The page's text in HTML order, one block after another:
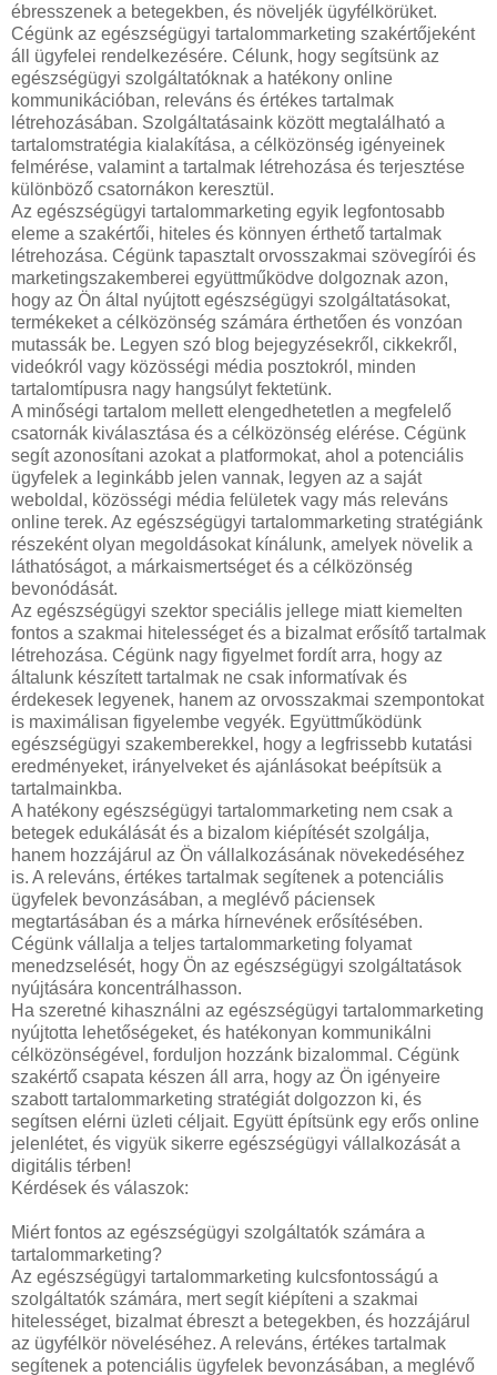
ébresszenek a betegekben, és növeljék ügyfélkörüket.
Cégünk az egészségügyi tartalommarketing szakértőjeként
áll ügyfelei rendelkezésére. Célunk, hogy segítsünk az
egészségügyi szolgáltatóknak a hatékony online
kommunikációban, releváns és értékes tartalmak
létrehozásában. Szolgáltatásaink között megtalálható a
tartalomstratégia kialakítása, a célközönség igényeinek
felmérése, valamint a tartalmak létrehozása és terjesztése
különböző csatornákon keresztül.
Az egészségügyi tartalommarketing egyik legfontosabb
eleme a szakértői, hiteles és könnyen érthető tartalmak
létrehozása. Cégünk tapasztalt orvosszakmai szövegírói és
marketingszakemberei együttműködve dolgoznak azon,
hogy az Ön által nyújtott egészségügyi szolgáltatásokat,
termékeket a célközönség számára érthetően és vonzóan
mutassák be. Legyen szó blog bejegyzésekről, cikkekről,
videókról vagy közösségi média posztokról, minden
tartalomtípusra nagy hangsúlyt fektetünk.
A minőségi tartalom mellett elengedhetetlen a megfelelő
csatornák kiválasztása és a célközönség elérése. Cégünk
segít azonosítani azokat a platformokat, ahol a potenciális
ügyfelek a leginkább jelen vannak, legyen az a saját
weboldal, közösségi média felületek vagy más releváns
online terek. Az egészségügyi tartalommarketing stratégiánk
részeként olyan megoldásokat kínálunk, amelyek növelik a
láthatóságot, a márkaismertséget és a célközönség
bevonódását.
Az egészségügyi szektor speciális jellege miatt kiemelten
fontos a szakmai hitelességet és a bizalmat erősítő tartalmak
létrehozása. Cégünk nagy figyelmet fordít arra, hogy az
általunk készített tartalmak ne csak informatívak és
érdekesek legyenek, hanem az orvosszakmai szempontokat
is maximálisan figyelembe vegyék. Együttműködünk
egészségügyi szakemberekkel, hogy a legfrissebb kutatási
eredményeket, irányelveket és ajánlásokat beépítsük a
tartalmainkba.
A hatékony egészségügyi tartalommarketing nem csak a
betegek edukálását és a bizalom kiépítését szolgálja,
hanem hozzájárul az Ön vállalkozásának növekedéséhez
is. A releváns, értékes tartalmak segítenek a potenciális
ügyfelek bevonzásában, a meglévő páciensek
megtartásában és a márka hírnevének erősítésében.
Cégünk vállalja a teljes tartalommarketing folyamat
menedzselését, hogy Ön az egészségügyi szolgáltatások
nyújtására koncentrálhasson.
Ha szeretné kihasználni az egészségügyi tartalommarketing
nyújtotta lehetőségeket, és hatékonyan kommunikálni
célközönségével, forduljon hozzánk bizalommal. Cégünk
szakértő csapata készen áll arra, hogy az Ön igényeire
szabott tartalommarketing stratégiát dolgozzon ki, és
segítsen elérni üzleti céljait. Együtt építsünk egy erős online
jelenlétet, és vigyük sikerre egészségügyi vállalkozását a
digitális térben!
Kérdések és válaszok:
Miért fontos az egészségügyi szolgáltatók számára a
tartalommarketing?
Az egészségügyi tartalommarketing kulcsfontosságú a
szolgáltatók számára, mert segít kiépíteni a szakmai
hitelességet, bizalmat ébreszt a betegekben, és hozzájárul
az ügyfélkör növeléséhez. A releváns, értékes tartalmak
segítenek a potenciális ügyfelek bevonzásában, a meglévő